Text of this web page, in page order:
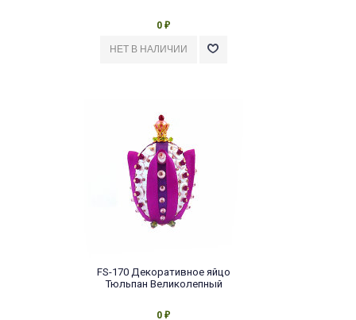
0 ₽
FS-170 Декоративное яйцо
Тюльпан Великолепный
0 ₽